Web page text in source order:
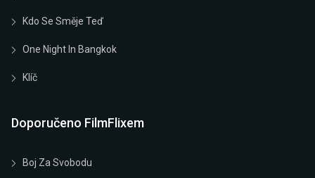
Kdo Se Směje Teď
One Night In Bangkok
Klíč
Doporučeno FilmFlixem
Boj Za Svobodu